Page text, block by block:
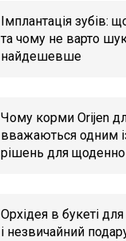
Імплантація зубів:
та чому не варто
найдешевше
Чому корми Orijen
вважаються одним
рішень для
Орхідея в букеті
і незвичайний